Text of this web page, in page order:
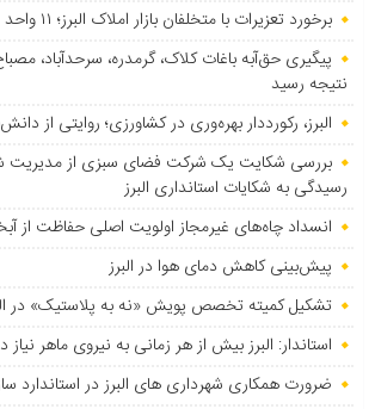
برخورد تعزیرات با متخلفان بازار املاک البرز؛ ۱۱ واحد پلمب شد
پیگیری حق‌آبه باغات کلاک، گرمدره، سرحدآباد،
نتیجه رسید
البرز، رکورددار بهره‌وری در کشاورزی؛ روایتی از
بررسی شکایت یک شرکت فضای سبزی از مدیریت
رسیدگی به شکایات استانداری البرز
انسداد چاه‌های غیرمجاز اولویت اصلی حفاظت از
پیش‌بینی کاهش دمای هوا در البرز
تشکیل کمیته تخصص پویش «نه به پلاستیک» در
استاندار: البرز بیش از هر زمانی به نیروی ماهر نیاز
ضرورت همکاری شهرداری های البرز در استاندارد